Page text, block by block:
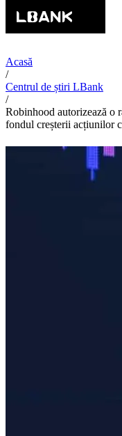
Acasă
/
Centrul de știri LBank
/
Robinhood autorizează o
fondul creșterii acțiunilor